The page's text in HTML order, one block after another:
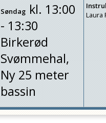
Søndag kl. 13:00
- 13:30
Birkerød
Svømmehal,
Ny 25 meter
bassin
Laura